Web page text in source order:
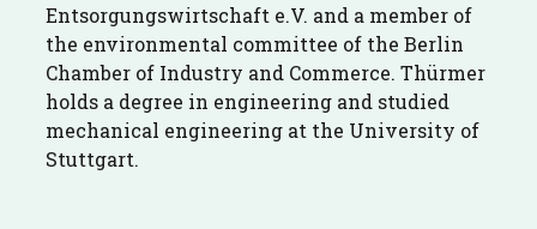
Entsorgungswirtschaft e.V. and a member of
the environmental committee of the Berlin
Chamber of Industry and Commerce. Thürmer
holds a degree in engineering and studied
mechanical engineering at the University of
Stuttgart.